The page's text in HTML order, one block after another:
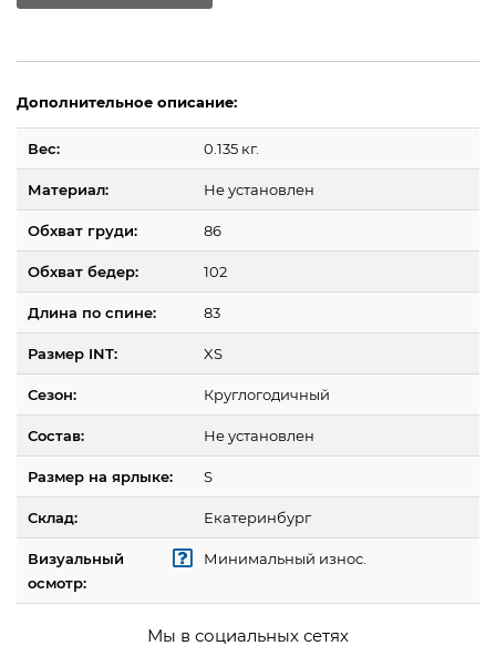
Дополнительное описание:
Вес: 0.135 кг.
Материал: Не установлен
Обхват груди: 86
Обхват бедер: 102
Длина по спине: 83
Размер INT: XS
Сезон: Круглогодичный
Состав: Не установлен
Размер на ярлыке: S
Склад: Екатеринбург
Визуальный
осмотр:
Минимальный износ.
Мы в социальных сетях